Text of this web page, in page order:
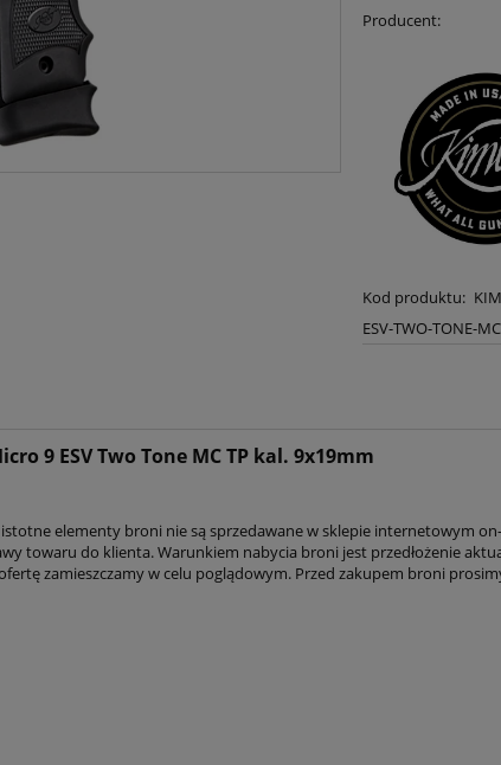
Producent:
Kod produktu:
ESV-TWO-TONE-
9 ESV Two Tone MC TP kal. 9x19mm
elementy broni nie są sprzedawane w sklepie internetowym
towaru do klienta. Warunkiem nabycia broni jest przedłożenie
zamieszczamy w celu poglądowym. Przed zakupem broni